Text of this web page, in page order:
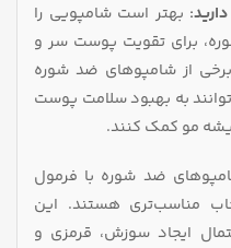
بهتر است شامپویی را
برای تقویت پوست سر و
از شامپوهای ضد شوره
به بهبود سلامت پوست
مو کمک کنند.
ضد شوره با فرمول
مناسب‌تری هستند. این
ایجاد سوزش، قرمزی و